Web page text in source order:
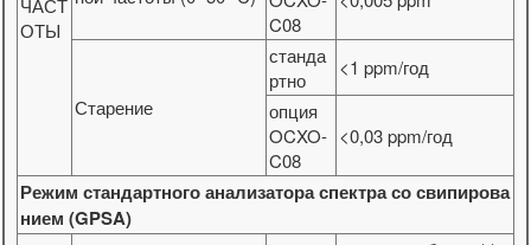
ОТЫ
C08
Старение
станда
ртно
<1 ppm/год
опция
OCXO-
C08
<0,03 ppm/год
Режим стандартного анализатора спектра со свипирова
нием (GPSA)